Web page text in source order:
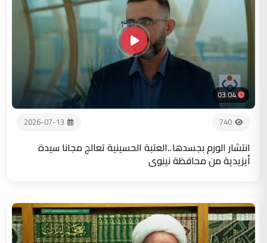
03:04
740
2026-07-13
انتشار الورم بجسدها..العتبة الحسينية تعالج مجانا سيدة
أيزيدية من محافظة نينوى